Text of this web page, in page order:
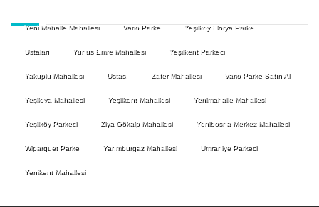
Yeni Mahalle Mahallesi Vario Parke Yeşilköy Florya Parke
Ustaları Yunus Emre Mahallesi Yeşilkent Parkeci
Yakuplu Mahallesi Ustası Zafer Mahallesi Vario Parke Satın Al
Yeşilova Mahallesi Yeşilkent Mahallesi Yenimahalle Mahallesi
Yeşilköy Parkeci Ziya Gökalp Mahallesi Yenibosna Merkez Mahallesi
Wiparquet Parke Yarımburgaz Mahallesi Ümraniye Parkeci
Yenikent Mahallesi